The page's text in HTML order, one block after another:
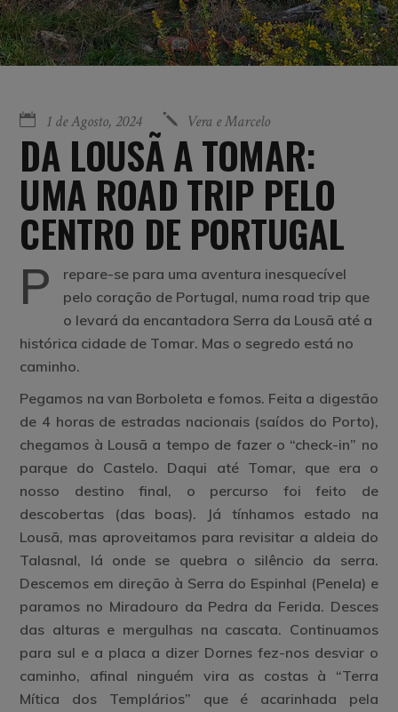
1 de Agosto, 2024 Vera e Marcelo
DA LOUSÃ A TOMAR:
UMA ROAD TRIP PELO
CENTRO DE PORTUGAL
P
repare-se para uma aventura inesquecível
pelo coração de Portugal, numa road trip que
o levará da encantadora Serra da Lousã até a
histórica cidade de Tomar. Mas o segredo está no
caminho.
Pegamos na van Borboleta e fomos. Feita a digestão
de 4 horas de estradas nacionais (saídos do Porto),
chegamos à Lousã a tempo de fazer o “check-in” no
parque do Castelo. Daqui até Tomar, que era o
nosso destino final, o percurso foi feito de
descobertas (das boas). Já tínhamos estado na
Lousã, mas aproveitamos para revisitar a aldeia do
Talasnal, lá onde se quebra o silêncio da serra.
Descemos em direção à Serra do Espinhal (Penela) e
paramos no Miradouro da Pedra da Ferida. Desces
das alturas e mergulhas na cascata. Continuamos
para sul e a placa a dizer Dornes fez-nos desviar o
caminho, afinal ninguém vira as costas à “Terra
Mítica dos Templários” que é acarinhada pela